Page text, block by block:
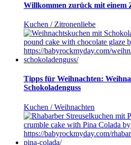
Willkommen zurück mit einem
Kuchen / Zitronenliebe
Tipps für Weihnachten:
Schokoladenguss
Kuchen / Weihnachten